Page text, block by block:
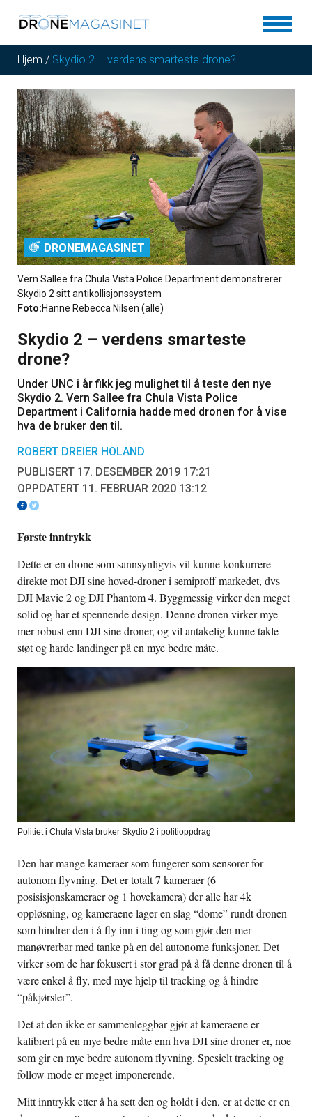
Hjem / Skydio 2 – verdens smarteste drone?
DRONEMAGASINET
Vern Sallee fra Chula Vista Police Department demonstrerer
Skydio 2 sitt antikollisjonssystem
Foto:Hanne Rebecca Nilsen (alle)
Skydio 2 – verdens smarteste
drone?
Under UNC i år fikk jeg mulighet til å teste den nye
Skydio 2. Vern Sallee fra Chula Vista Police
Department i California hadde med dronen for å vise
hva de bruker den til.
ROBERT DREIER HOLAND
PUBLISERT 17. DESEMBER 2019 17:21
OPPDATERT 11. FEBRUAR 2020 13:12
Første inntrykk
Dette er en drone som sannsynligvis vil kunne konkurrere
direkte mot DJI sine hoved-droner i semiproff markedet, dvs
DJI Mavic 2 og DJI Phantom 4. Byggmessig virker den meget
solid og har et spennende design. Denne dronen virker mye
mer robust enn DJI sine droner, og vil antakelig kunne takle
støt og harde landinger på en mye bedre måte.
Politiet i Chula Vista bruker Skydio 2 i politioppdrag
Den har mange kameraer som fungerer som sensorer for
autonom flyvning. Det er totalt 7 kameraer (6
posisisjonskameraer og 1 hovekamera) der alle har 4k
oppløsning, og kameraene lager en slag “dome” rundt dronen
som hindrer den i å fly inn i ting og som gjør den mer
manøvrerbar med tanke på en del autonome funksjoner. Det
virker som de har fokusert i stor grad på å få denne dronen til å
være enkel å fly, med mye hjelp til tracking og å hindre
“påkjørsler”.
Det at den ikke er sammenleggbar gjør at kameraene er
kalibrert på en mye bedre måte enn hva DJI sine droner er, noe
som gir en mye bedre autonom flyvning. Spesielt tracking og
follow mode er meget imponerende.
Mitt inntrykk etter å ha sett den og holdt i den, er at dette er en